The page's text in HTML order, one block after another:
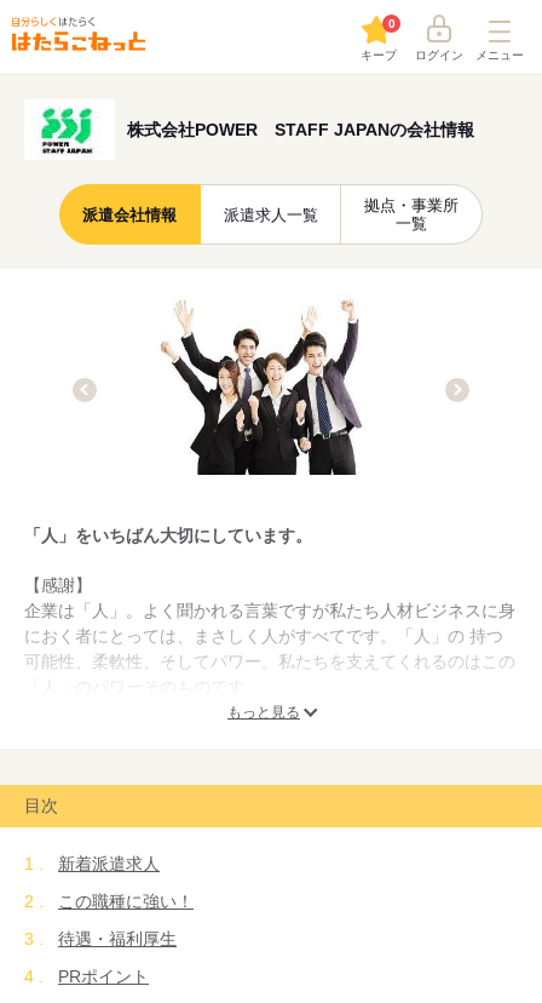
キープ
0
ログイン メニュー
株式会社POWER STAFF JAPANの会社情報
派遣会社情報 派遣求人一覧
拠点・事業所
一覧
「人」をいちばん大切にしています。
【感謝】
企業は「人」。よく聞かれる言葉ですが私たち人材ビジネスに身
におく者にとっては、まさしく人がすべてです。「人」の 持つ
可能性、柔軟性、そしてパワー。私たちを支えてくれるのはこの
それ故に各企業の皆様や多数の登録スタッフの皆様、さらに地域
さらに未来を切り開くのも「人」のパワーです！
その無限の可能性から様々なニーズにお応えする、人材ビジネス
ースタッフジャパン」です。
もっと見る
目次
新着派遣求人
この職種に強い！
待遇・福利厚生
PRポイント